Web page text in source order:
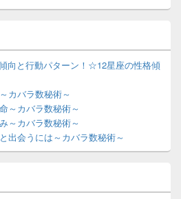
向と行動パターン！☆12星座の性格傾
カバラ数秘術～
～カバラ数秘術～
～カバラ数秘術～
出会うには～カバラ数秘術～